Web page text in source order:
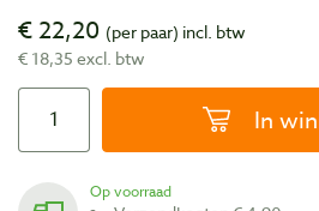
€ 22,20 (per paar) incl. btw
€ 18,35 excl. btw
In
Op voorraad